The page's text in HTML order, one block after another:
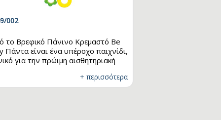
002
το Βρεφικό Πάνινο Κρεμαστό Be
Πάντα είναι ένα υπέροχο παιχνίδι,
για την πρώιμη αισθητηριακή
και τα ελκυστικά παιχνίδια του,
οι ελαστικές λαβές και η
+ περισσότερα